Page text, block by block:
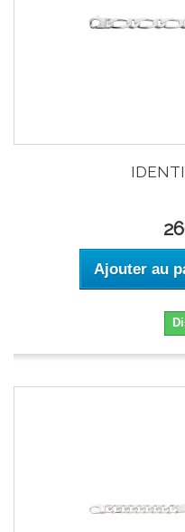
Ajouter au